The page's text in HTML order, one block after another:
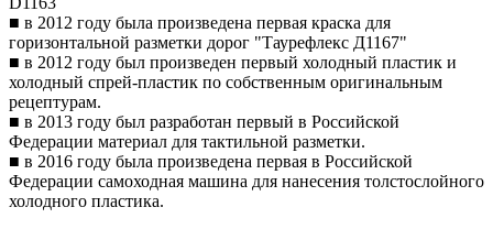
■ в 2012 году была произведена первая краска для
горизонтальной разметки дорог "Таурефлекс Д1167"
■ в 2012 году был произведен первый холодный пластик и
холодный спрей-пластик по собственным оригинальным
рецептурам.
■ в 2013 году был разработан первый в Российской
Федерации материал для тактильной разметки.
■ в 2016 году была произведена первая в Российской
Федерации самоходная машина для нанесения толстослойного
холодного пластика.